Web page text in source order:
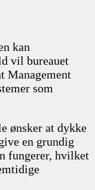
kan
vil bureauet
Management
som
ønsker at dykke
en grundig
fungerer, hvilket